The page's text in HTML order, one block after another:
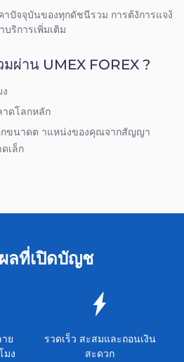
าปัจจุบันของทุกดัชนีรวม การต้งัการแจง้
ริการเพิ่มเติม
ผ่าน UMEX FOREX ?
ดโลกหลัก
กขนาดต าแหน่งของคุณจากสัญญา
เล็ก
ลที่เปิดบัญช
ย
มง
รวดเร็ว สะสมและถอนเงิน
สะดวก